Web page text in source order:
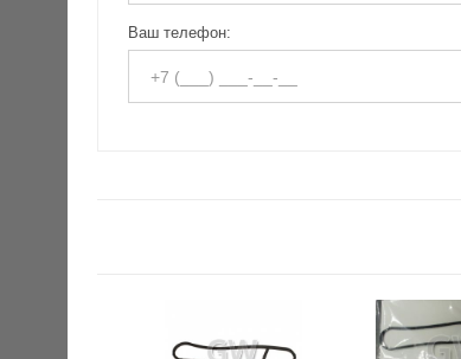
Ваш телефон: